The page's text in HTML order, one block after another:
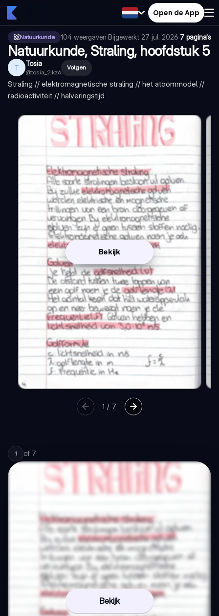
Open de App
Natuurkunde 104 weergaven·Bijgewerkt 27 jul. 2026·7 pagina's
Natuurkunde, Straling, hoofdstuk 5
T Tosia
@tosia_2ikz6
Volgen
Straling // elektromagnetische straling // het atoommodel //
radioactiviteit // halveringstijd
Bekijk
1 / 7
1 of 7
Bekijk